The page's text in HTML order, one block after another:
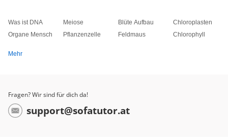
Was ist DNA
Organe Mensch
Meiose
Pflanzenzelle
Blüte Aufbau
Feldmaus
Chloroplasten
Chlorophyll
Mehr
Fragen? Wir sind für dich da!
support@sofatutor.at